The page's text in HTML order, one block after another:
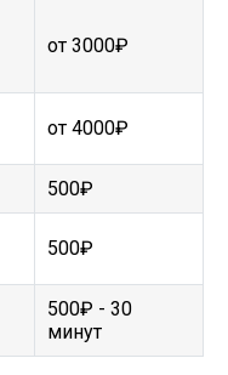
от 3000₽
от 4000₽
500₽
500₽
500₽ - 30
минут